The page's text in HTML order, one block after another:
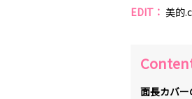
EDIT： 美的
面長カバー